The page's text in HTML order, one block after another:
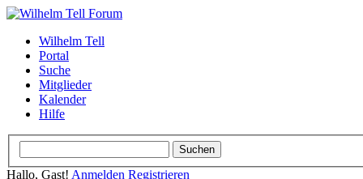
Wilhelm Tell
Portal
Suche
Mitglieder
Kalender
Hilfe
Hallo, Gast! Anmelden Registrieren